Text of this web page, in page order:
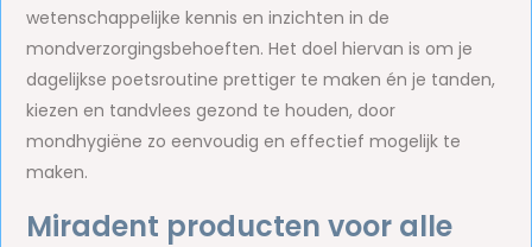
wetenschappelijke kennis en inzichten in de
mondverzorgingsbehoeften. Het doel hiervan is om je
dagelijkse poetsroutine prettiger te maken én je tanden,
kiezen en tandvlees gezond te houden, door
mondhygiëne zo eenvoudig en effectief mogelijk te
maken.
Miradent producten voor alle